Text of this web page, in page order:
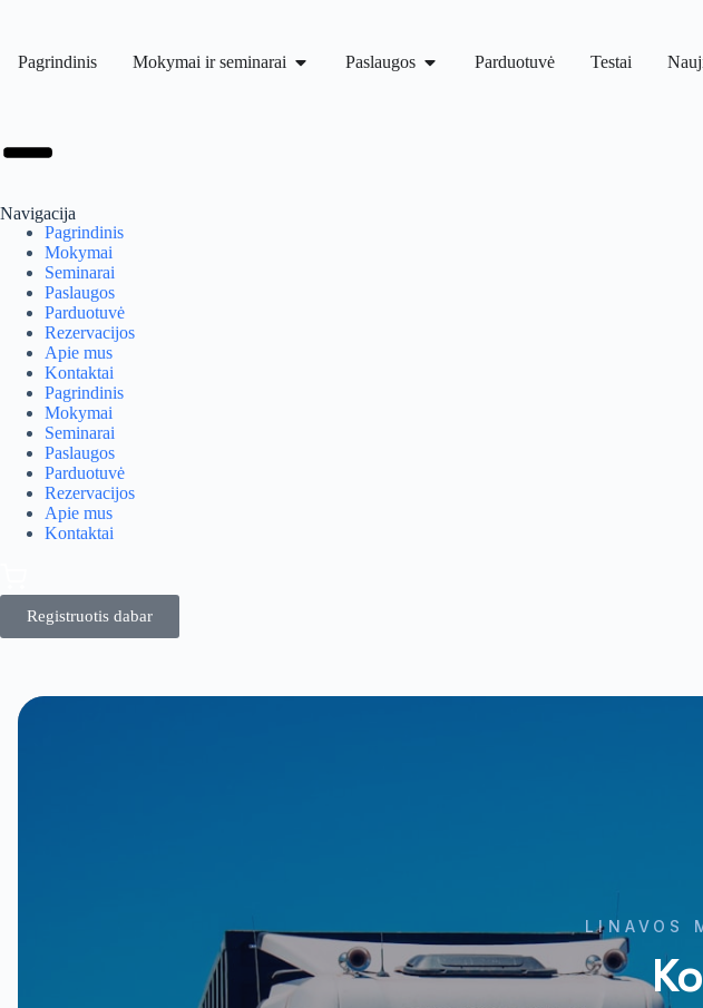
Pagrindinis Mokymai ir seminarai Paslaugos Parduotuvė Testai
Navigacija
Pagrindinis
Mokymai
Seminarai
Paslaugos
Parduotuvė
Rezervacijos
Apie mus
Kontaktai
Pagrindinis
Mokymai
Seminarai
Paslaugos
Parduotuvė
Rezervacijos
Apie mus
Kontaktai
Registruotis dabar
LINAVOS